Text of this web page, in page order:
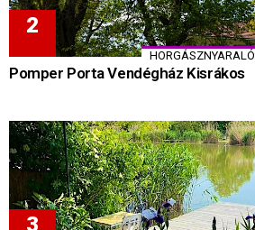
HORGÁSZNYARALÓ
Pomper Porta Vendégház Kisrákos